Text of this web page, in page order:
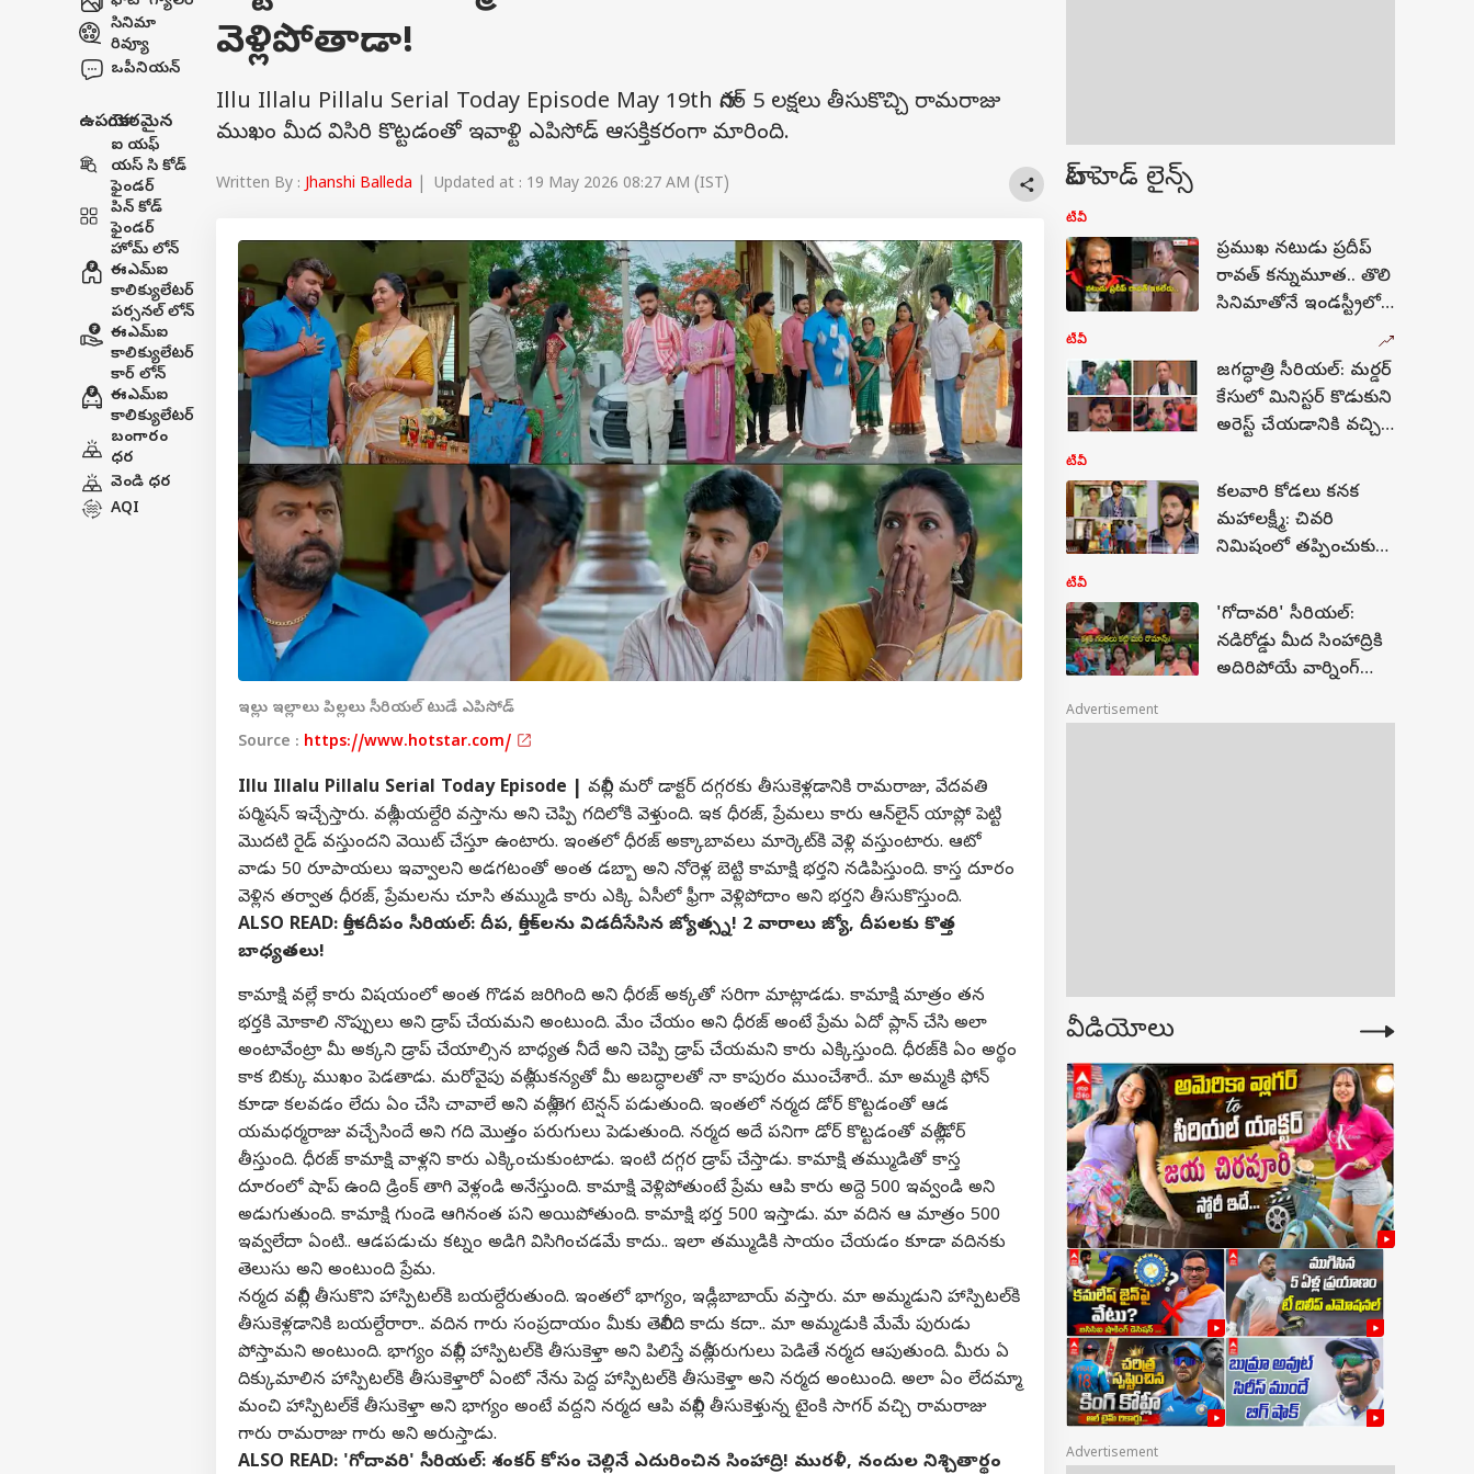
సినిమా
రివ్యూ
ఒపీనియన్
ఉపయోగకరమైన
ఐ యఫ్
యస్ సి కోడ్
ఫైండర్
పిన్ కోడ్
ఫైండర్
హోమ్ లోన్
ఈఎమ్ఐ
కాలిక్యులేటర్
పర్సనల్ లోన్
ఈఎమ్ఐ
కాలిక్యులేటర్
కార్ లోన్
ఈఎమ్ఐ
కాలిక్యులేటర్
బంగారం
ధర
వెండి ధర
AQI
వెళ్లిపోతాడా!
Illu Illalu Pillalu Serial Today Episode May 19th సాగర్ 5 లక్షలు తీసుకొచ్చి రామరాజు
ముఖం మీద విసిరి కొట్టడంతో ఇవాళ్టి ఎపిసోడ్ ఆసక్తికరంగా మారింది.
Written By : Jhanshi Balleda | Updated at : 19 May 2026 08:27 AM (IST)
ఇల్లు ఇల్లాలు పిల్లలు సీరియల్ టుడే ఎపిసోడ్
Source : https://www.hotstar.com/
Illu Illalu Pillalu Serial Today Episode | వల్లీని మరో డాక్టర్ దగ్గరకు తీసుకెళ్లడానికి రామరాజు, వేదవతి
పర్మిషన్ ఇచ్చేస్తారు. వల్లీ బయల్దేరి వస్తాను అని చెప్పి గదిలోకి వెళ్తుంది. ఇక ధీరజ్, ప్రేమలు కారు ఆన్‌లైన్‌ యాప్లో పెట్టి
మొదటి రైడ్ వస్తుందని వెయిట్ చేస్తూ ఉంటారు. ఇంతలో ధీరజ్ అక్కాబావలు మార్కెట్‌కి వెళ్లి వస్తుంటారు. ఆటో
వాడు 50 రూపాయలు ఇవ్వాలని అడగటంతో అంత డబ్బా అని నోరెళ్ల బెట్టి కామాక్షి భర్తని నడిపిస్తుంది. కాస్త దూరం
వెళ్లిన తర్వాత ధీరజ్, ప్రేమలను చూసి తమ్ముడి కారు ఎక్కి ఏసీలో ఫ్రీగా వెళ్లిపోదాం అని భర్తని తీసుకొస్తుంది.
ALSO READ: కార్తీకదీపం సీరియల్: దీప, కార్తీక్‌లను విడదీసేసిన జ్యోత్స్న! 2 వారాలు జ్యో, దీపలకు కొత్త
బాధ్యతలు!
కామాక్షి వల్లే కారు విషయంలో అంత గొడవ జరిగింది అని ధీరజ్ అక్కతో సరిగా మాట్లాడడు. కామాక్షి మాత్రం తన
భర్తకి మోకాలి నొప్పులు అని డ్రాప్ చేయమని అంటుంది. మేం చేయం అని ధీరజ్ అంటే ప్రేమ ఏదో ప్లాన్ చేసి అలా
అంటావేంట్రా మీ అక్కని డ్రాప్ చేయాల్సిన బాధ్యత నీదే అని చెప్పి డ్రాప్ చేయమని కారు ఎక్కిస్తుంది. ధీరజ్‌కి ఏం అర్థం
కాక బిక్కు ముఖం పెడతాడు. మరోవైపు వల్లీ సుకన్యతో మీ అబద్ధాలతో నా కాపురం ముంచేశారే.. మా అమ్మకి ఫోన్
కూడా కలవడం లేదు ఏం చేసి చావాలే అని వల్లీ తెగ టెన్షన్ పడుతుంది. ఇంతలో నర్మద డోర్ కొట్టడంతో ఆడ
యమధర్మరాజు వచ్చేసిందే అని గది మొత్తం పరుగులు పెడుతుంది. నర్మద అదే పనిగా డోర్ కొట్టడంతో వల్లీ డోర్
తీస్తుంది. ధీరజ్ కామాక్షి వాళ్లని కారు ఎక్కించుకుంటాడు. ఇంటి దగ్గర డ్రాప్ చేస్తాడు. కామాక్షి తమ్ముడితో కాస్త
దూరంలో షాప్ ఉంది డ్రింక్ తాగి వెళ్లండి అనేస్తుంది. కామాక్షి వెళ్లిపోతుంటే ప్రేమ ఆపి కారు అద్దె 500 ఇవ్వండి అని
అడుగుతుంది. కామాక్షి గుండె ఆగినంత పని అయిపోతుంది. కామాక్షి భర్త 500 ఇస్తాడు. మా వదిన ఆ మాత్రం 500
ఇవ్వలేదా ఏంటి.. ఆడపడుచు కట్నం అడిగి విసిగించడమే కాదు.. ఇలా తమ్ముడికి సాయం చేయడం కూడా వదినకు
తెలుసు అని అంటుంది ప్రేమ.
నర్మద వల్లీని తీసుకొని హాస్పిటల్‌కి బయల్దేరుతుంది. ఇంతలో భాగ్యం, ఇడ్లీబాబాయ్ వస్తారు. మా అమ్మడుని హాస్పిటల్‌కి
తీసుకెళ్లడానికి బయల్దేరారా.. వదిన గారు సంప్రదాయం మీకు తెలీనిది కాదు కదా.. మా అమ్మడుకి మేమే పురుడు
పోస్తామని అంటుంది. భాగ్యం వల్లీని హాస్పిటల్‌కి తీసుకెళ్తా అని పిలిస్తే వల్లీ పరుగులు పెడితే నర్మద ఆపుతుంది. మీరు ఏ
దిక్కుమాలిన హాస్పిటల్‌కి తీసుకెళ్తారో ఏంటో నేను పెద్ద హాస్పిటల్‌కి తీసుకెళ్తా అని నర్మద అంటుంది. అలా ఏం లేదమ్మా
మంచి హాస్పిటల్‌కే తీసుకెళ్తా అని భాగ్యం అంటే వద్దని నర్మద ఆపి వల్లీని తీసుకెళ్తున్న టైంకి సాగర్ వచ్చి రామరాజు
గారు రామరాజు గారు అని అరుస్తాడు.
ALSO READ: 'గోదావరి' సీరియల్: శంకర్‌ కోసం చెల్లినే ఎదురించిన సింహాద్రి! మురళీ, నందుల నిశ్చితార్థం
టాప్ హెడ్ లైన్స్
టీవీ
ప్రముఖ నటుడు ప్రదీప్‌
రావత్‌ కన్నుమూత.. తొలి
సినిమాతోనే ఇండస్ట్రీలో
టీవీ
జగద్ధాత్రి సీరియల్: మర్డర్‌
కేసులో మినిస్టర్‌ కొడుకుని
అరెస్ట్ చేయడానికి వచ్చిన
అనుచరుల దాడి
టీవీ
కలవారి కోడలు కనక
మహాలక్ష్మీ: చివరి
నిమిషంలో తప్పించుకున్న
మొదలు పెట్టిన విహారి!
టీవీ
'గోదావరి' సీరియల్:
నడిరోడ్డు మీద సింహాద్రికి
అదిరిపోయే వార్నింగ్
నందు, మురళీ రొమాన్స్!
Advertisement
వీడియోలు
Advertisement